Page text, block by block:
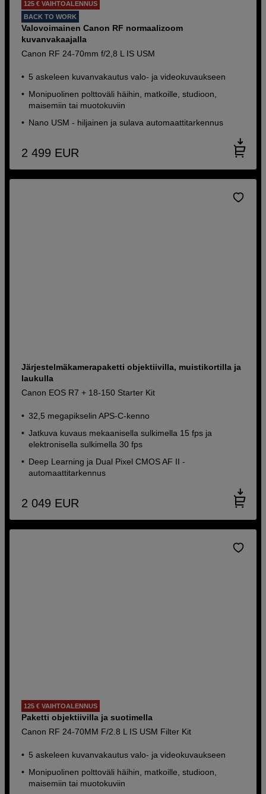
125 € VAIHTOALENNUS
BACK TO WORK
Valovoimainen Canon RF normaalizoom
kuvanvakaajalla
Canon RF 24-70mm f/2,8 L IS USM
5 askeleen kuvanvakautus valo- ja videokuvaukseen
Monipuolinen polttoväli häihin, matkoille, studioon,
maisemiin tai muotokuviin
Nano USM - hiljainen ja sulava automaattitarkennus
2 499 EUR
Järjestelmäkamerapaketti objektiivilla, muistikortilla ja
laukulla
Canon EOS R7 + 18-150 Starter Kit
32,5 megapikselin APS-C-kenno
Jatkuva kuvaus mekaanisella sulkimella 15 fps ja
elektronisella sulkimella 30 fps
Deep Learning ja Dual Pixel CMOS AF II -
automaattitarkennus
2 049 EUR
125 € VAIHTOALENNUS
Paketti objektiivilla ja suotimella
Canon RF 24-70MM F/2.8 L IS USM Filter Kit
5 askeleen kuvanvakautus valo- ja videokuvaukseen
Monipuolinen polttoväli häihin, matkoille, studioon,
maisemiin tai muotokuviin